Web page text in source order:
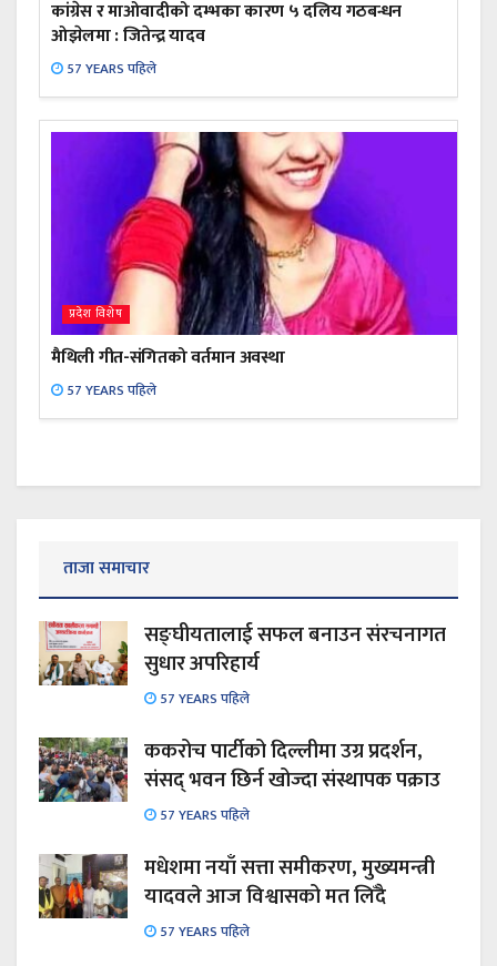
कांग्रेस र माओवादीको दम्भका कारण ५ दलिय गठबन्धन
ओझेलमा : जितेन्द्र यादव
57 YEARS पहिले
प्रदेश विशेष
मैथिली गीत-संगितको वर्तमान अवस्था
57 YEARS पहिले
ताजा समाचार
सङ्घीयतालाई सफल बनाउन संरचनागत
सुधार अपरिहार्य
57 YEARS पहिले
ककरोच पार्टीको दिल्लीमा उग्र प्रदर्शन,
संसद् भवन छिर्न खोज्दा संस्थापक पक्राउ
57 YEARS पहिले
मधेशमा नयाँ सत्ता समीकरण, मुख्यमन्त्री
यादवले आज विश्वासको मत लिँदै
57 YEARS पहिले